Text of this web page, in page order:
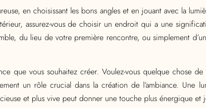
en choisissant les bons angles et en jouant avec la
assurez-vous de choisir un endroit qui a une
du lieu de votre première rencontre, ou simplement
que vous souhaitez créer. Voulez-vous quelque chose
un rôle crucial dans la création de l’ambiance. Une
et plus vive peut donner une touche plus énergique et